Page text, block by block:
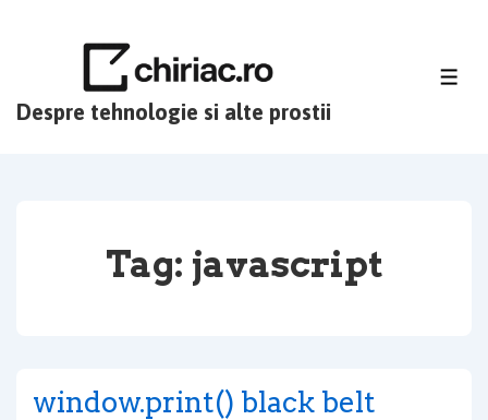
MainDespre tehnologie si alte prostii
Tag: javascript
window.print() black belt